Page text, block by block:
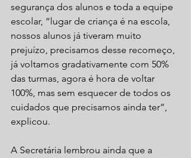
segurança dos alunos e toda a equipe
escolar, “lugar de criança é na escola,
nossos alunos já tiveram muito
prejuízo, precisamos desse recomeço,
já voltamos gradativamente com 50%
das turmas, agora é hora de voltar
100%, mas sem esquecer de todos os
cuidados que precisamos ainda ter”,
explicou.
A Secretária lembrou ainda que a